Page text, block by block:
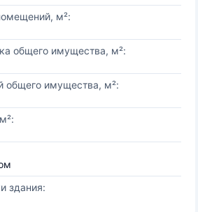
м²:
общего имущества, м²:
имущества, м²:
здания: